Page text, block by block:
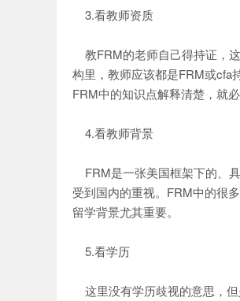
3.看教师资质
教FRM的老师自己得持证，
构里，教师应该都是FRM或cfa
FRM中的知识点解释清楚，就
4.看教师背景
FRM是一张美国框架下的、
受到国内的重视。FRM中的很
留学背景尤其重要。
5.看学历
这里没有学历歧视的意思，